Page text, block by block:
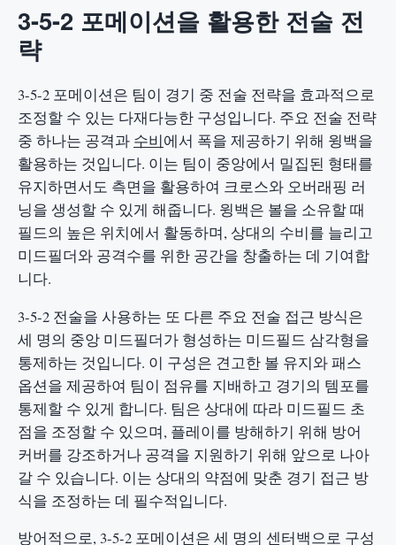
3-5-2 포메이션을 활용한 전술 전
략
3-5-2 포메이션은 팀이 경기 중 전술 전략을 효과적으로
조정할 수 있는 다재다능한 구성입니다. 주요 전술 전략
중 하나는 공격과 수비에서 폭을 제공하기 위해 윙백을
활용하는 것입니다. 이는 팀이 중앙에서 밀집된 형태를
유지하면서도 측면을 활용하여 크로스와 오버래핑 러
닝을 생성할 수 있게 해줍니다. 윙백은 볼을 소유할 때
필드의 높은 위치에서 활동하며, 상대의 수비를 늘리고
미드필더와 공격수를 위한 공간을 창출하는 데 기여합
니다.
3-5-2 전술을 사용하는 또 다른 주요 전술 접근 방식은
세 명의 중앙 미드필더가 형성하는 미드필드 삼각형을
통제하는 것입니다. 이 구성은 견고한 볼 유지와 패스
옵션을 제공하여 팀이 점유를 지배하고 경기의 템포를
통제할 수 있게 합니다. 팀은 상대에 따라 미드필드 초
점을 조정할 수 있으며, 플레이를 방해하기 위해 방어
커버를 강조하거나 공격을 지원하기 위해 앞으로 나아
갈 수 있습니다. 이는 상대의 약점에 맞춘 경기 접근 방
식을 조정하는 데 필수적입니다.
방어적으로, 3-5-2 포메이션은 세 명의 센터백으로 구성